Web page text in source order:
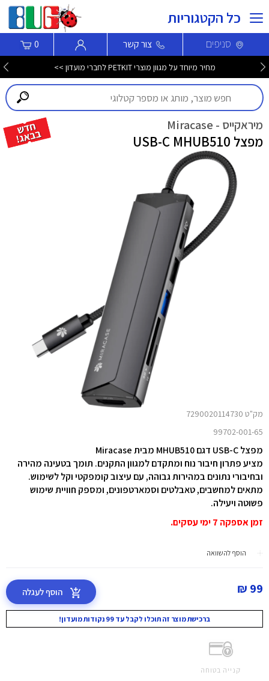
כל הקטגוריות
סניפים צור קשר 0
מחיר מיוחד על מגוון מוצרי PETKIT לחברי מועדון >>
מיראקייס - Miracase
מפצל USB-C MHUB510
מק"ט 7290020114730
99702-001-65
מפצל USB-C דגם MHUB510 מבית Miracase
מציע פתרון חיבור נוח ומתקדם למגוון התקנים. תומך בטעינה מהירה
ובחיבורי נתונים במהירות גבוהה, עם עיצוב קומפקטי וקל לשימוש.
מתאים למחשבים, טאבלטים וסמארטפונים, ומספק חוויית שימוש
פשוטה ויעילה.
זמן אספקה 7 ימי עסקים.
הוסף להשוואה
99 ₪ הוסף לעגלה
ברכישת מוצר זה תוכלו לקבל עד 99 נקודות מועדון!
קנייה בטוחה